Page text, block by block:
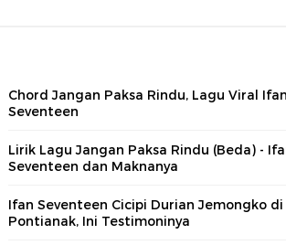
Chord Jangan Paksa Rindu, Lagu Viral Ifan
Seventeen
Lirik Lagu Jangan Paksa Rindu (Beda) -
Seventeen dan Maknanya
Ifan Seventeen Cicipi Durian Jemongko di
Pontianak, Ini Testimoninya